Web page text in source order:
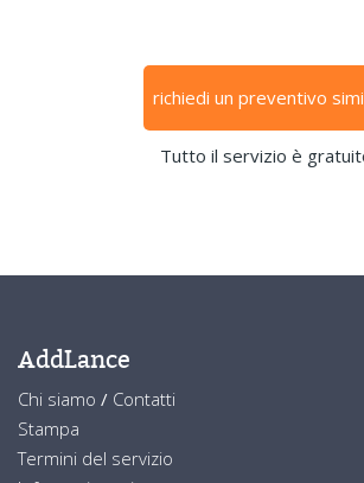
richiedi un preventivo
Tutto il servizio è
AddLance
Chi siamo / Contatti
Stampa
Termini del servizio